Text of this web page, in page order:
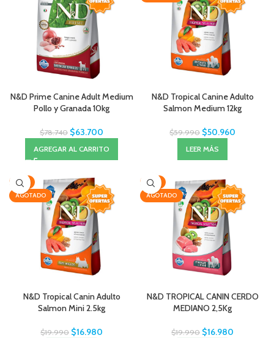
N&D Prime Canine Adult Medium
Pollo y Granada 10kg
$78.740 $63.700
AGREGAR AL CARRITO
N&D Tropical Canine Adulto
Salmon Medium 12kg
$59.990 $50.960
LEER MÁS
-15%
AGOTADO
N&D Tropical Canin Adulto
Salmon Mini 2.5kg
$19.990 $16.980
-15%
AGOTADO
N&D TROPICAL CANIN CERDO
MEDIANO 2,5Kg
$19.990 $16.980